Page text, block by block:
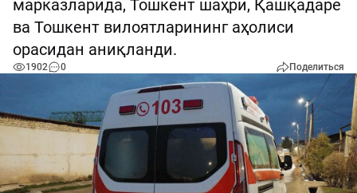
марказларида, Тошкент шаҳри, Қашқадарё
ва Тошкент вилоятларининг аҳолиси
орасидан аниқланди.
1902 0 Поделиться